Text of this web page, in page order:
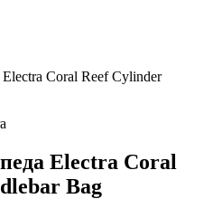
Coral Reef Cylinder
Electra Coral
Bag